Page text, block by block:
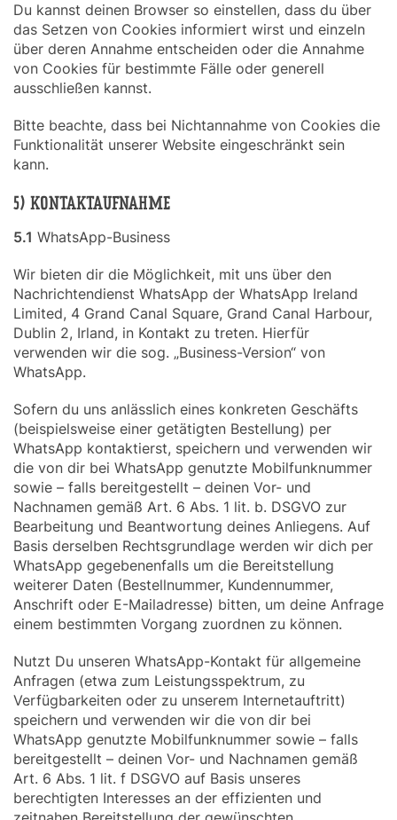
Du kannst deinen Browser so einstellen, dass du über
das Setzen von Cookies informiert wirst und einzeln
über deren Annahme entscheiden oder die Annahme
von Cookies für bestimmte Fälle oder generell
ausschließen kannst.
Bitte beachte, dass bei Nichtannahme von Cookies die
Funktionalität unserer Website eingeschränkt sein
kann.
5) KONTAKTAUFNAHME
5.1 WhatsApp-Business
Wir bieten dir die Möglichkeit, mit uns über den
Nachrichtendienst WhatsApp der WhatsApp Ireland
Limited, 4 Grand Canal Square, Grand Canal Harbour,
Dublin 2, Irland, in Kontakt zu treten. Hierfür
verwenden wir die sog. „Business-Version“ von
WhatsApp.
Sofern du uns anlässlich eines konkreten Geschäfts
(beispielsweise einer getätigten Bestellung) per
WhatsApp kontaktierst, speichern und verwenden wir
die von dir bei WhatsApp genutzte Mobilfunknummer
sowie – falls bereitgestellt – deinen Vor- und
Nachnamen gemäß Art. 6 Abs. 1 lit. b. DSGVO zur
Bearbeitung und Beantwortung deines Anliegens. Auf
Basis derselben Rechtsgrundlage werden wir dich per
WhatsApp gegebenenfalls um die Bereitstellung
weiterer Daten (Bestellnummer, Kundennummer,
Anschrift oder E-Mailadresse) bitten, um deine Anfrage
einem bestimmten Vorgang zuordnen zu können.
Nutzt Du unseren WhatsApp-Kontakt für allgemeine
Anfragen (etwa zum Leistungsspektrum, zu
Verfügbarkeiten oder zu unserem Internetauftritt)
speichern und verwenden wir die von dir bei
WhatsApp genutzte Mobilfunknummer sowie – falls
bereitgestellt – deinen Vor- und Nachnamen gemäß
Art. 6 Abs. 1 lit. f DSGVO auf Basis unseres
berechtigten Interesses an der effizienten und